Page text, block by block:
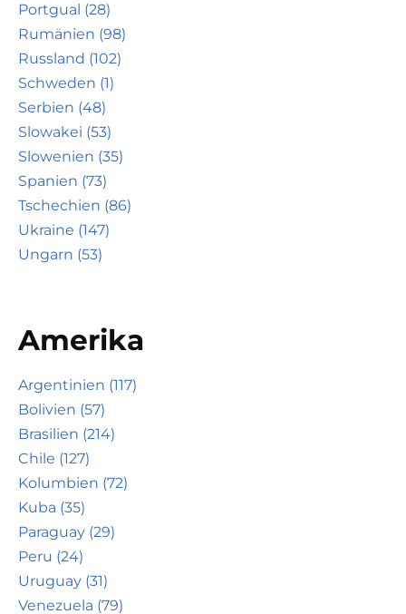
Portgual (28)
Rumänien (98)
Russland (102)
Schweden (1)
Serbien (48)
Slowakei (53)
Slowenien (35)
Spanien (73)
Tschechien (86)
Ukraine (147)
Ungarn (53)
Amerika
Argentinien (117)
Bolivien (57)
Brasilien (214)
Chile (127)
Kolumbien (72)
Kuba (35)
Paraguay (29)
Peru (24)
Uruguay (31)
Venezuela (79)